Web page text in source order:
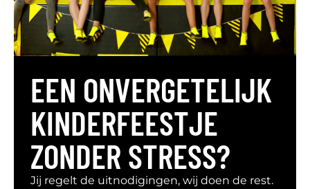
EEN ONVERGETELIJK
KINDERFEESTJE
ZONDER STRESS?
Jij regelt de uitnodigingen, wij doen de rest.